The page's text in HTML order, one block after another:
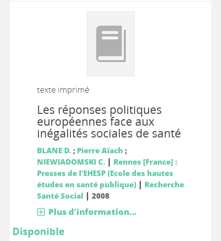
texte imprimé
Les réponses politiques
européennes face aux
inégalités sociales de santé
BLANE D.; Pierre Aïach ;
NIEWIADOMSKI C. | Rennes [France] :
Presses de l'EHESP (Ecole des hautes
études en santé publique)| Recherche
Santé Social | 2008
Plus d'information...
Disponible